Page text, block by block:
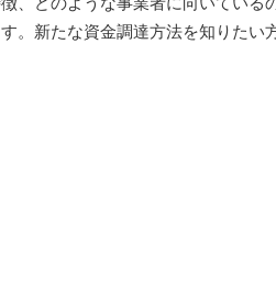
。新たな資金調達方法を知りたい